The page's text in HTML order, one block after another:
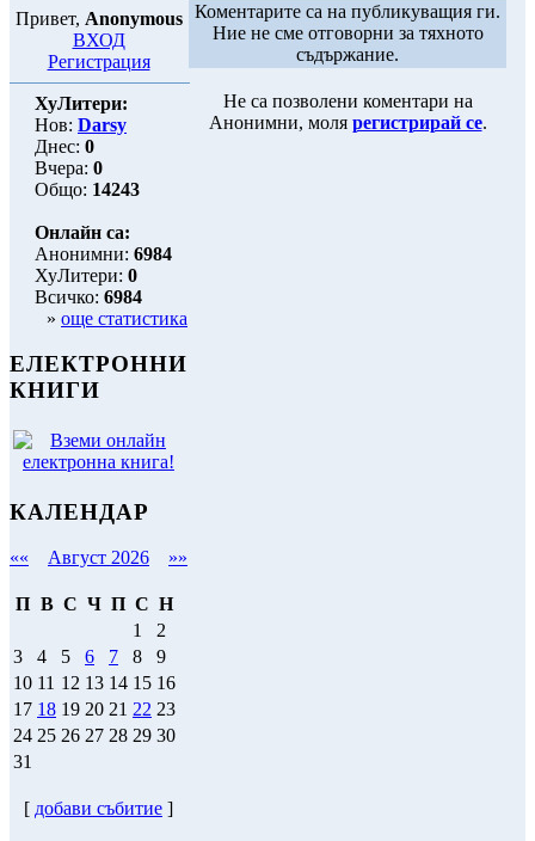
Привет, Anonymous
ВХОД
Регистрация
ХуЛитери:
Нов: Darsy
Днес: 0
Вчера: 0
Общо: 14243
Онлайн са:
Анонимни: 6984
ХуЛитери: 0
Всичко: 6984
» още статистика
ЕЛЕКТРОННИ
КНИГИ
КАЛЕНДАР
«« Август 2026 »»
П В С Ч П С Н
1
2
3
4 5 6 7 8
9
10 11 12 13 14 15 16
17 18 19 20 21 22 23
24 25 26 27 28 29 30
31
[ добави събитие ]
Коментарите са на публикуващия ги.
Ние не сме отговорни за тяхното
съдържание.
Не са позволени коментари на
Анонимни, моля регистрирай се.